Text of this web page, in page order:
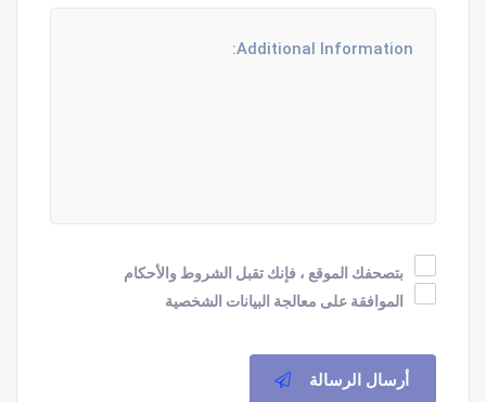
بتصحفك الموقع ، فإنك تقبل الشروط والأحكام
الموافقة على معالجة البيانات الشخصية
أرسال الرسالة